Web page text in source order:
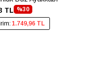
%30
TL
1.749,96 TL